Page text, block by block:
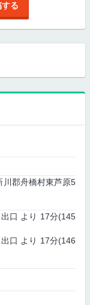
る
郡舟橋村東芦原5
口 より 17分(145
口 より 17分(146